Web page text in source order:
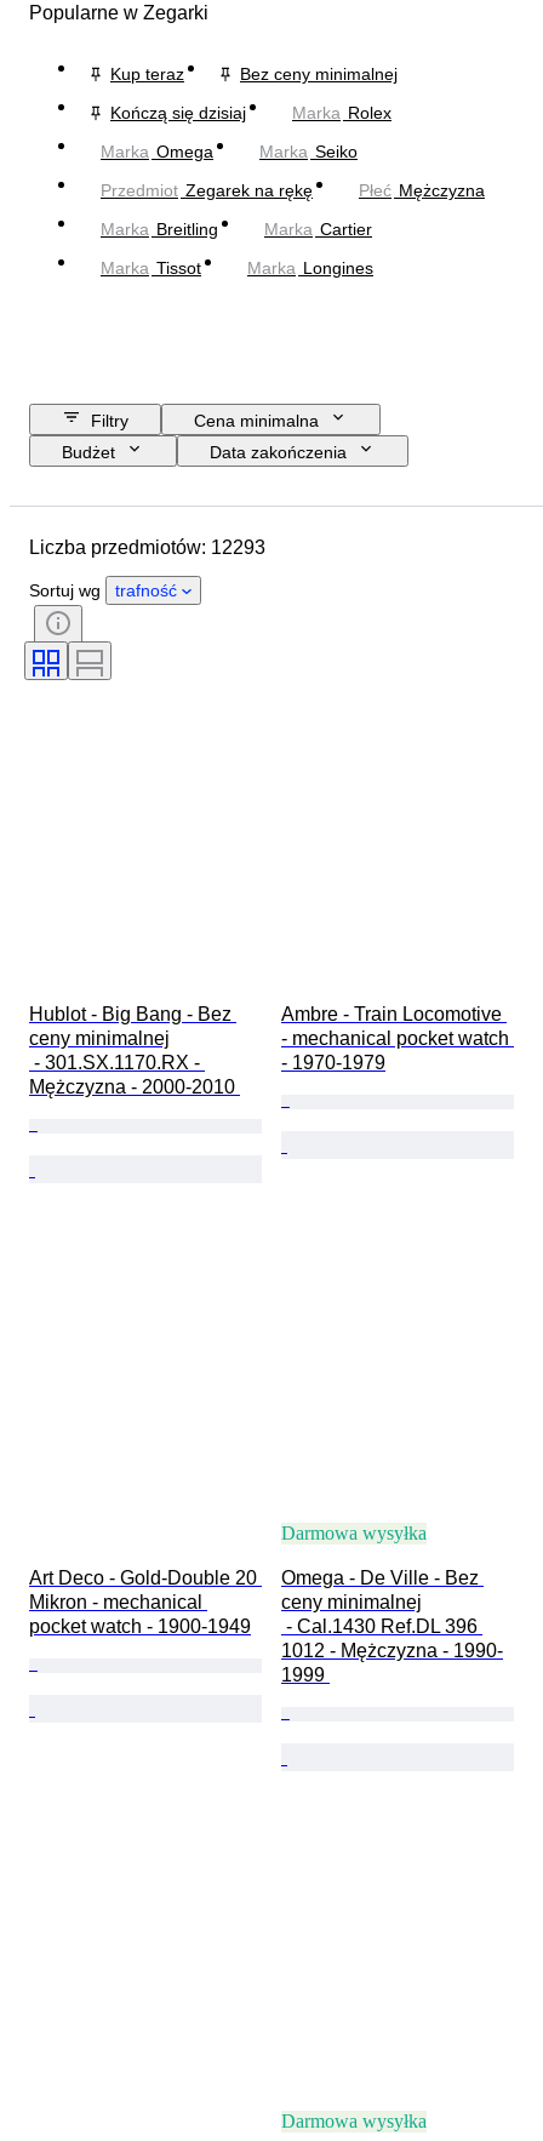
Popularne w Zegarki
Kup teraz
Bez ceny minimalnej
Kończą się dzisiaj
Marka Rolex
Marka Omega Marka Seiko
Przedmiot Zegarek na rękę Płeć Mężczyzna
Marka Breitling Marka Cartier
Marka Tissot Marka Longines
Filtry
Cena minimalna
Budżet
Data zakończenia
Długość paska zegarka
Kraj pochodzenia
Płeć
Stan
Certyfikacja
Wydanie
Liczba przedmiotów: 12293
Sortuj wg trafność
Hublot - Big Bang - Bez
ceny minimalnej
Mężczyzna - 2000-2010
Ambre - Train Locomotive
- mechanical pocket watch
- 1970-1979
Art Deco - Gold-Double 20
Mikron - mechanical
pocket watch - 1900-1949
Darmowa wysyłka
Omega - De Ville - Bez
ceny minimalnej
1012 - Mężczyzna - 1990-
1999
Darmowa wysyłka